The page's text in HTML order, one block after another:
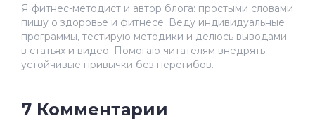
Я фитнес-методист и автор блога: простыми словами
пишу о здоровье и фитнесе. Веду индивидуальные
программы, тестирую методики и делюсь выводами
в статьях и видео. Помогаю читателям внедрять
устойчивые привычки без перегибов.
7 Комментарии